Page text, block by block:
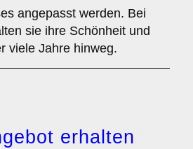
angepasst werden. Bei
sie ihre Schönheit und
viele Jahre hinweg.
erhalten